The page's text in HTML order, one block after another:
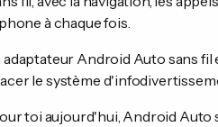
à chaque fois.
Android Auto sans fil
le système
toi aujourd'hui, Android Auto